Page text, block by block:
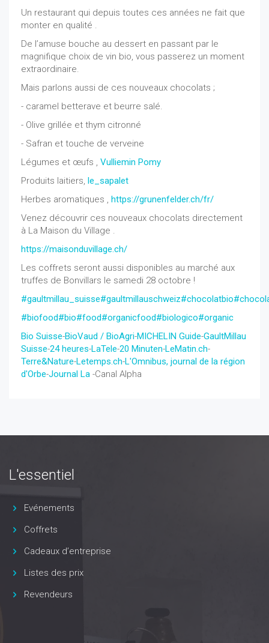
Un restaurant qui depuis toutes ces années ne fait que
monter en qualité .
De l’amuse bouche au dessert en passant par le
magnifique choix de vin bio, vous passerez un moment
extraordinaire.
Mais parlons aussi de ces nouveaux chocolats ;
- caramel betterave et beurre salé.
- Olive grillée et thym citronné
- Safran et touche de verveine
Légumes et œufs , Vulliemin Pomy
Produits laitiers, le_sapalet
Herbes aromatiques , https://grunenfelder.ch/fr/
Venez découvrir ces nouveaux chocolats directement
à La Maison du Village .
https://maisonduvillage.ch/
Les coffrets seront aussi disponibles au marché aux
truffes de Bonvillars le samedi 28 octobre !
#gaultmillau_suisse#gaultmillauschweiz#chocolatbio
#biofood#bio#food#organicfood#biologico#organic
Bio Suisse-BioVaud / BioAgri-MICHELIN Guide-GaultMillau
Suisse-24 heures-LaTele-20 Minuten-LeMatin.ch-
Terre&Nature-Letemps.ch-L'Omnibus, journal de la région
d'Orbe-Journal La -Canal Alpha
L'essentiel
Evénements
Coffrets
Cadeaux d’entreprise
Listes des prix
Revendeurs